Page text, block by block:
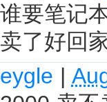
谁要笔记
卖了好回
eygle |